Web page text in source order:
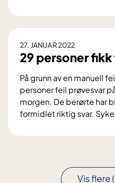
m
e
d
k
o
r
o
n
a
i
e
v
e
r
b
e
r
e
d
k
27. JANUAR 2022
29 personer
På grunn av en manuell
personer feil prøvesvar
morgen. De berørte har
formidlet riktig svar.
9
Vis flere